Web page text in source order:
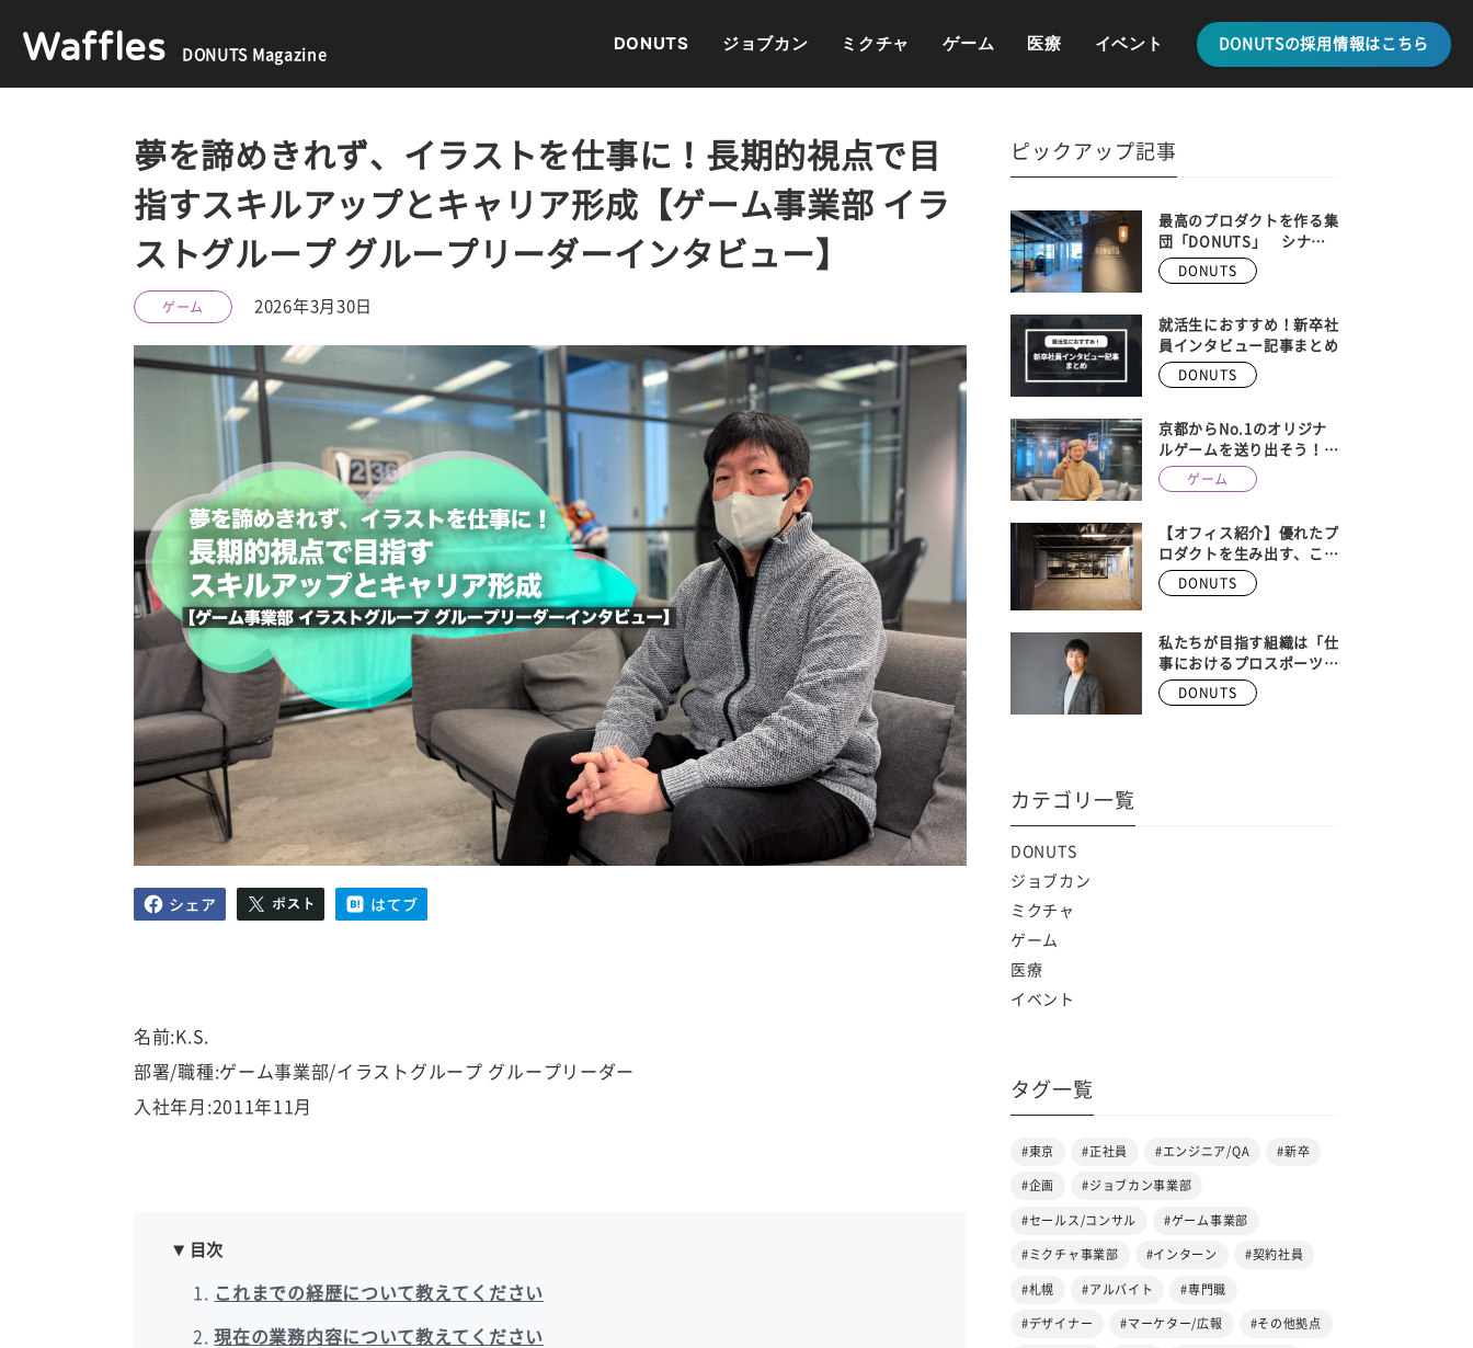
Waffles DONUTS Magazine
DONUTS ジョブカン ミクチャ ゲーム 医療 イベント DONUTSの採用情報はこちら
夢を諦めきれず、イラストを仕事に！長期的視点で目
指すスキルアップとキャリア形成【ゲーム事業部 イラ
ストグループ グループリーダーインタビュー】
ゲーム 2026年3月30日
名前:K.S.
部署/職種:ゲーム事業部/イラストグループ グループリーダー
入社年月:2011年11月
目次
これまでの経歴について教えてください
現在の業務内容について教えてください
ピックアップ記事
最高のプロダクトを作る集
団「DONUTS」 シナ
ジーを生み出す、最新の事
業内容を全紹介
DONUTS
就活生におすすめ！新卒社
員インタビュー記事まとめ
DONUTS
京都からNo.1のオリジナ
ルゲームを送り出そう！
DONUTS GAMES、京都メ
ンバー大募集！！ 【株式
ゲーム事業部長 安藤武博
インタビュー】
ゲーム
【オフィス紹介】優れたプ
ロダクトを生み出す、こだ
わりの空間。Donutsの本
社オフィスを大公開！
DONUTS
私たちが目指す組織は「仕
事におけるプロスポーツ
チーム」
DONUTS
カテゴリ一覧
DONUTS
ジョブカン
ミクチャ
ゲーム
医療
イベント
タグ一覧
#東京 #正社員 #エンジニア/QA #新卒
#企画 #ジョブカン事業部
#セールス/コンサル #ゲーム事業部
#ミクチャ事業部 #インターン #契約社員
#札幌 #アルバイト #専門職
#デザイナー #マーケター/広報 #その他拠点